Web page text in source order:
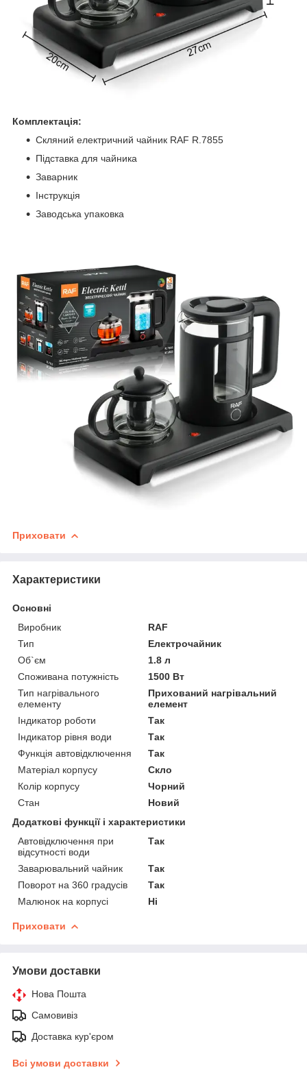
Комплектація:
Скляний електричний чайник RAF R.7855
Підставка для чайника
Заварник
Інструкція
Заводська упаковка
Приховати
Характеристики
Основні
Виробник
RAF
Тип
Електрочайник
Об`єм
1.8 л
Споживана потужність
1500 Вт
Тип нагрівального
елементу
Прихований нагрівальний
елемент
Індикатор роботи
Так
Індикатор рівня води
Так
Функція автовідключення
Так
Матеріал корпусу
Скло
Колір корпусу
Чорний
Стан
Новий
Додаткові функції і характеристики
Автовідключення при
відсутності води
Так
Заварювальний чайник
Так
Поворот на 360 градусів
Так
Малюнок на корпусі
Ні
Приховати
Умови доставки
Нова Пошта
Самовивіз
Доставка кур'єром
Всі умови доставки